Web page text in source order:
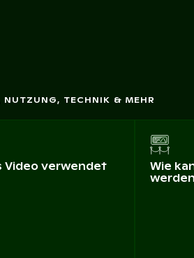
NUTZUNG, TECHNIK & MEHR
Video verwendet
Wie